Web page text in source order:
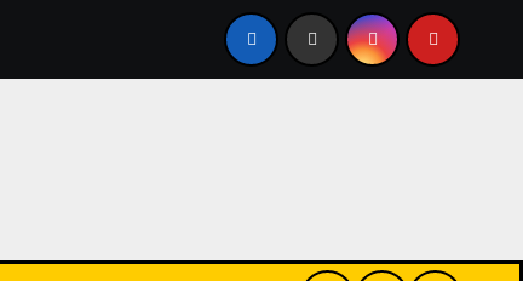
CONTRA MATT DAMON EN LA ODISEA: «NO ES EL